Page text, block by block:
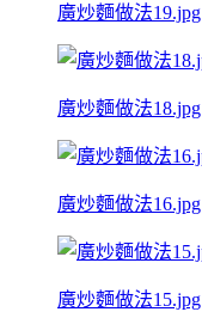
廣炒麵做法19.jpg
廣炒麵做法18.jpg
廣炒麵做法16.jpg
廣炒麵做法15.jpg